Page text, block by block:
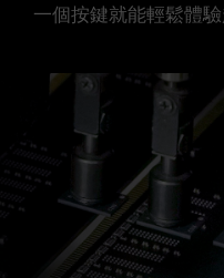
一個按鍵就能輕鬆體驗